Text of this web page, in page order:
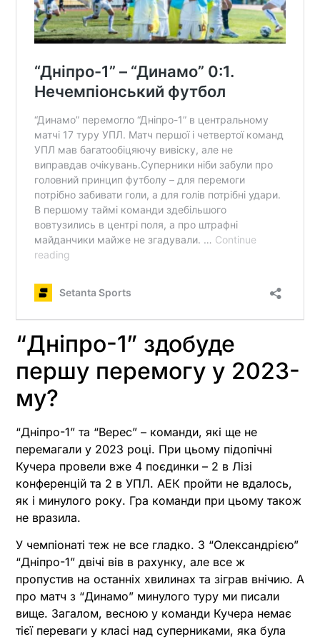
“Дніпро-1” здобуде
першу перемогу у 2023-
му?
“Дніпро-1” та “Верес” – команди, які ще не
перемагали у 2023 році. При цьому підопічні
Кучера провели вже 4 поєдинки – 2 в Лізі
конференцій та 2 в УПЛ. АЕК пройти не вдалось,
як і минулого року. Гра команди при цьому також
не вразила.
У чемпіонаті теж не все гладко. З “Олександрією”
“Дніпро-1” двічі вів в рахунку, але все ж
пропустив на останніх хвилинах та зіграв внічию. А
про матч з “Динамо” минулого туру ми писали
вище. Загалом, весною у команди Кучера немає
тієї переваги у класі над суперниками, яка була